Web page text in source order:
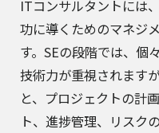
ITコンサルタントには
功に導くためのマネジ
す。SEの段階では、個
技術力が重視されます
と、プロジェクトの計
ト、進捗管理、リスク